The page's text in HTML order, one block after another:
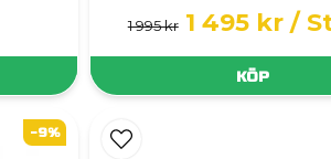
1 995 kr 1 495 kr /
KÖP
-9%